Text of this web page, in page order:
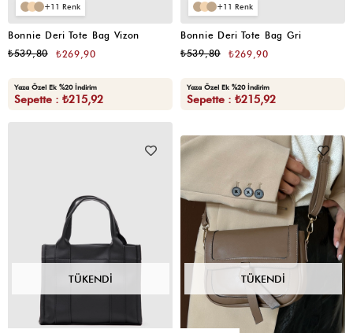
11
Bonnie Deri Tote Bag Vizon
₺269,90
₺539,80
Yaza Özel Ek %20 İndirim
Sepette : ₺215,92
11
Bonnie Deri Tote Bag Gri
₺269,90
₺539,80
Yaza Özel Ek %20 İndirim
Sepette : ₺215,92
TÜKENDI TÜKENDI